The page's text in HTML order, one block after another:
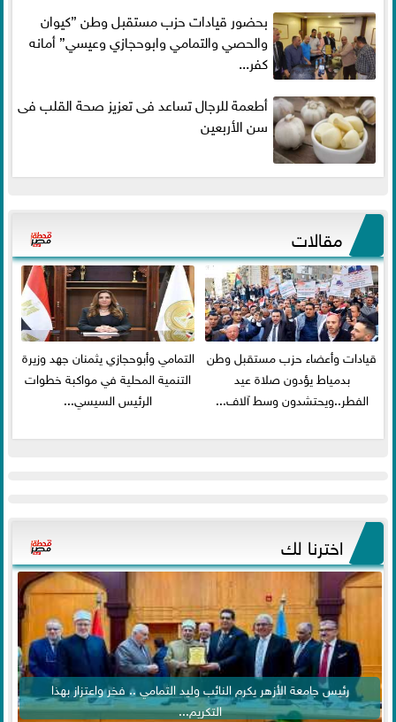
بحضور قيادات حزب مستقبل وطن ”كيوان
والحصي والتمامي وابوحجازي وعيسي” أمانه
كفر...
أطعمة للرجال تساعد فى تعزيز صحة القلب فى
سن الأربعين
مقالات
قيادات وأعضاء حزب مستقبل وطن
بدمياط يؤدون صلاة عيد
الفطر..ويحتشدون وسط آلاف...
التمامي وأبوحجازي يثمنان جهد وزيرة
التنمية المحلية في مواكبة خطوات
الرئيس السيسي...
اخترنا لك
رئيس جامعة الأزهر يكرم النائب وليد التمامي .. فخر واعتزاز بهذا
التكريم...